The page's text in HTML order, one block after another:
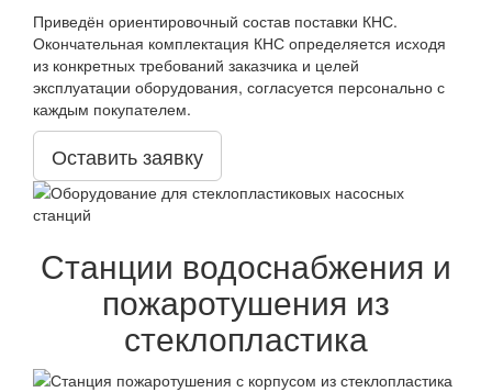
Приведён ориентировочный состав поставки КНС.
Окончательная комплектация КНС определяется исходя
из конкретных требований заказчика и целей
эксплуатации оборудования, согласуется персонально с
каждым покупателем.
Оставить заявку
Станции водоснабжения и
пожаротушения из
стеклопластика